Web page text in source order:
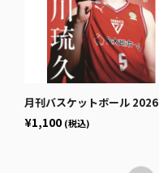
月刊バスケットボール 2026年1月号 (発売日2025年11月25日)
¥1,100 (税込)